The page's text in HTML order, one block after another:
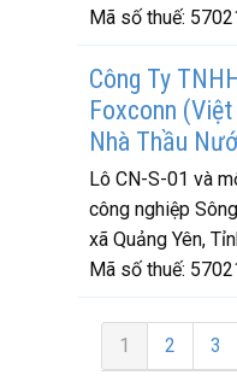
Mã số thuế:
Công Ty
Foxconn
Nhà Thầu
Lô CN-S-01 và
công nghiệp
xã Quảng Yên,
Mã số thuế:
1 2 3